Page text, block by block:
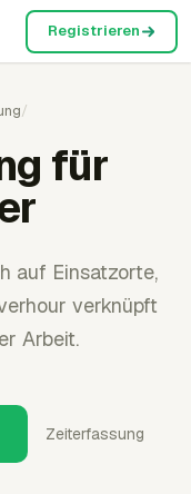
Registrieren
/
für
auf Einsatzorte,
verknüpft
Arbeit.
Zeiterfassung